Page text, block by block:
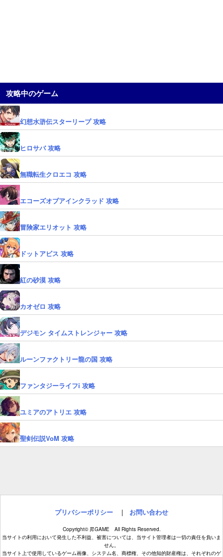
攻略中のゲーム
幻想水滸伝スターリープ 攻略
ヒロサバ 攻略
無職転生クロエコ 攻略
エコーズオブアインクラッド 攻略
冒険家エリオット 攻略
ドットアビス 攻略
紅の砂漠 攻略
カオゼロ 攻略
デジモン タイムストレンジャー 攻略
ルーンファクトリー龍の国 攻略
ファンタジーライフi 攻略
ユミアのアトリエ 攻略
聖剣伝説VoM 攻略
プリバシーポリシー | お問い合わせ
Copyright© 昇GAME All Rights Reserved.
当サイトの利用において発生した不利益、被害については、当サイト管理者は一切の責任を負いま
せん。
当サイト上で使用しているゲーム画像、システム名、商標権、その他知的財産権は、それぞれのゲ